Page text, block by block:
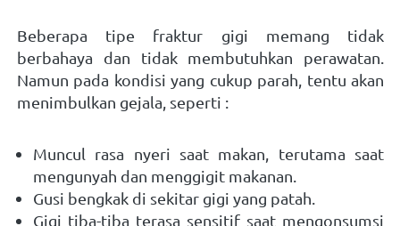
Beberapa tipe fraktur gigi memang tidak
berbahaya dan tidak membutuhkan perawatan.
Namun pada kondisi yang cukup parah, tentu akan
menimbulkan gejala, seperti :
Muncul rasa nyeri saat makan, terutama saat
mengunyah dan menggigit makanan.
Gusi bengkak di sekitar gigi yang patah.
Gigi tiba-tiba terasa sensitif saat mengonsumsi